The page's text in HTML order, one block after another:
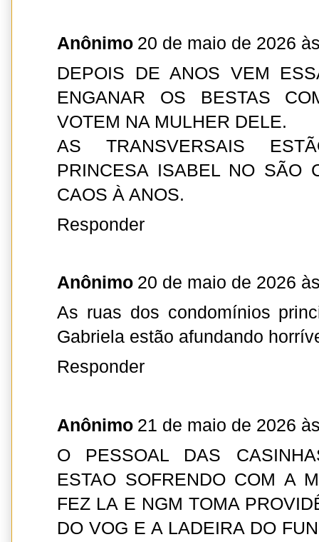
Anônimo 20 de maio de 2026
DEPOIS DE ANOS VEM
ENGANAR OS BESTAS
VOTEM NA MULHER DELE.
AS TRANSVERSAIS
PRINCESA ISABEL NO SÃO
CAOS À ANOS.
Responder
Anônimo 20 de maio de 2026
As ruas dos condomínios
Gabriela estão afundando
Responder
Anônimo 21 de maio de 2026
O PESSOAL DAS
ESTAO SOFRENDO COM A
FEZ LA E NGM TOMA
DO VOG E A LADEIRA DO